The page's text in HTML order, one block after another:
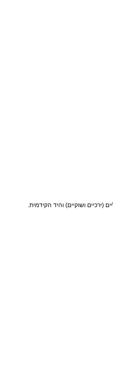
(ירכיים ושוקיים) והיד הקידמית.